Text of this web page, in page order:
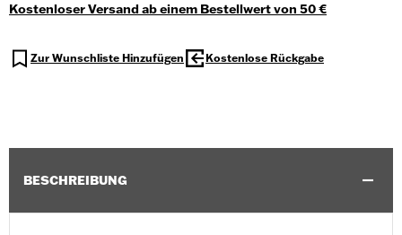
Kostenloser Versand ab einem Bestellwert von 50 €
Zur Wunschliste Hinzufügen Kostenlose Rückgabe
BESCHREIBUNG